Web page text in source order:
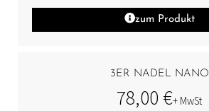
zum Produkt
3ER NADEL NANO
78,00 €+ MwSt